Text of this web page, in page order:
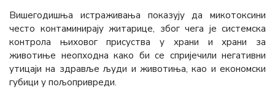
Вишегодишња истраживања показују да микотоксини
често контаминирају житарице, због чега је системска
контрола њиховог присуства у храни и храни за
животиње неопходна како би се спријечили негативни
утицаји на здравље људи и животиња, као и економски
губици у пољопривреди.